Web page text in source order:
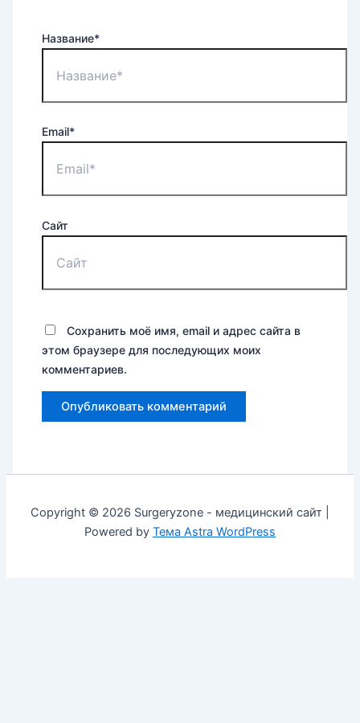
Название*
Email*
Сайт
Сохранить моё имя, email и адрес сайта в
этом браузере для последующих моих
комментариев.
Copyright © 2026 Surgeryzone - медицинский сайт |
Powered by Тема Astra WordPress